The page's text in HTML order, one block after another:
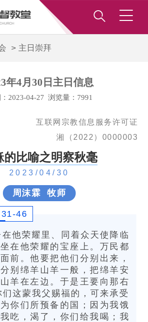
> 主日崇拜
年4月30日主日信息
：2023-04-27 浏览量：7991
互联网宗教信息服务许可证
湘（2022）0000003
的比喻之明察秋毫
2023/04/30
周沫霖 牧师
46
在他荣耀里、同着众天使降临
在他荣耀的宝座上。万民都
前。他要把他们分别出来，
别绵羊山羊一般，把绵羊安
羊在左边。于是王要向那右
们这蒙我父赐福的，可来承受
你们所预备的国；因为我饿
吃，渴了，你们给我喝；我